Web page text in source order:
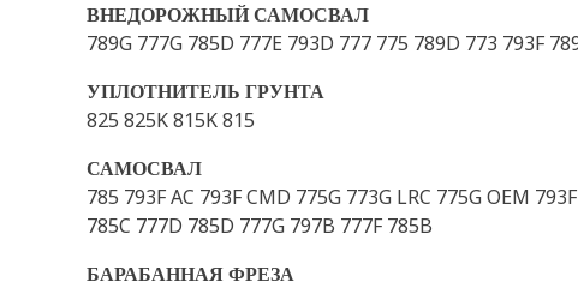
ВНЕДОРОЖНЫЙ САМОСВАЛ
789G 777G 785D 777E 793D 777 775 789D 773 793F
УПЛОТНИТЕЛЬ ГРУНТА
825 825K 815K 815
САМОСВАЛ
785 793F AC 793F CMD 775G 773G LRC 775G OEM
785C 777D 785D 777G 797B 777F 785B
БАРАБАННАЯ ФРЕЗА